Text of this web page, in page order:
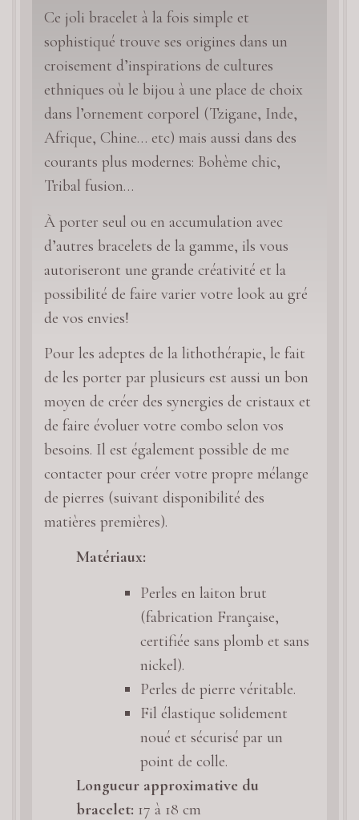
Ce joli bracelet à la fois simple et
sophistiqué trouve ses origines dans un
croisement d’inspirations de cultures
ethniques où le bijou à une place de choix
dans l’ornement corporel (Tzigane, Inde,
Afrique, Chine… etc) mais aussi dans des
courants plus modernes: Bohème chic,
Tribal fusion…
À porter seul ou en accumulation avec
d’autres bracelets de la gamme, ils vous
autoriseront une grande créativité et la
possibilité de faire varier votre look au gré
de vos envies!
Pour les adeptes de la lithothérapie, le fait
de les porter par plusieurs est aussi un bon
moyen de créer des synergies de cristaux et
de faire évoluer votre combo selon vos
besoins. Il est également possible de me
contacter pour créer votre propre mélange
de pierres (suivant disponibilité des
matières premières).
Matériaux:
Perles en laiton brut
(fabrication Française,
certifiée sans plomb et sans
nickel).
Perles de pierre véritable.
Fil élastique solidement
noué et sécurisé par un
point de colle.
Longueur approximative du
bracelet: 17 à 18 cm